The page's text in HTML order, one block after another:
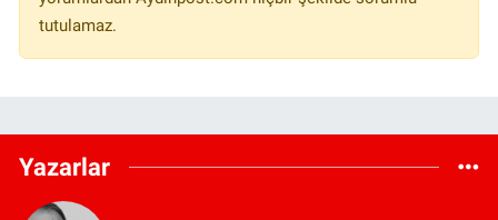
tutulamaz.
Yazarlar